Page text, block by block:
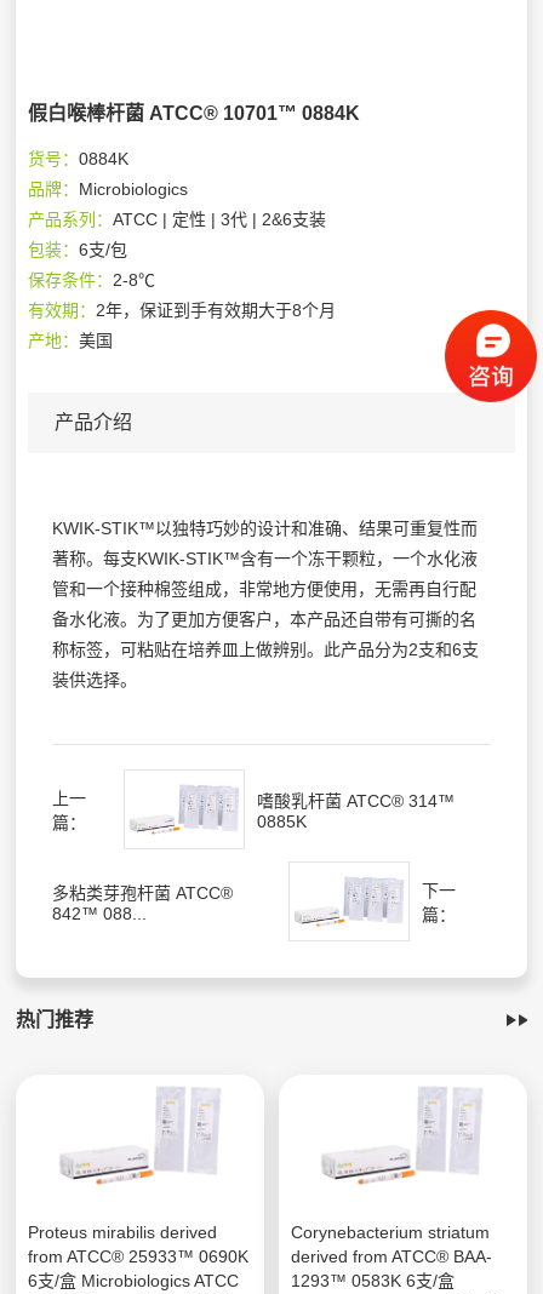
假白喉棒杆菌 ATCC® 10701™ 0884K
货号：0884K
品牌： Microbiologics
产品系列：ATCC | 定性 | 3代 | 2&6支装
包装：6支/包
保存条件： 2-8℃
有效期： 2年，保证到手有效期大于8个月
产地：美国
产品介绍
KWIK-STIK™以独特巧妙的设计和准确、结果可重复性而
著称。每支KWIK-STIK™含有一个冻干颗粒，一个水化液
管和一个接种棉签组成，非常地方便使用，无需再自行配
备水化液。为了更加方便客户，本产品还自带有可撕的名
称标签，可粘贴在培养皿上做辨别。此产品分为2支和6支
装供选择。
上一
篇：
嗜酸乳杆菌 ATCC® 314™
0885K
多粘类芽孢杆菌 ATCC®
842™ 088...
下一
篇：
热门推荐
Proteus mirabilis derived
from ATCC® 25933™ 0690K
6支/盒 Microbiologics ATCC
Corynebacterium striatum
derived from ATCC® BAA-
1293™ 0583K 6支/盒